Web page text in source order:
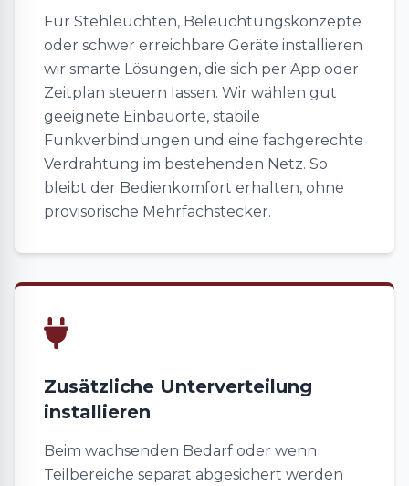
Für Stehleuchten, Beleuchtungskonzepte
oder schwer erreichbare Geräte installieren
wir smarte Lösungen, die sich per App oder
Zeitplan steuern lassen. Wir wählen gut
geeignete Einbauorte, stabile
Funkverbindungen und eine fachgerechte
Verdrahtung im bestehenden Netz. So
bleibt der Bedienkomfort erhalten, ohne
provisorische Mehrfachstecker.
Zusätzliche Unterverteilung
installieren
Beim wachsenden Bedarf oder wenn
Teilbereiche separat abgesichert werden